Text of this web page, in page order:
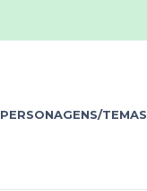
PERSONAGENS/TEMAS